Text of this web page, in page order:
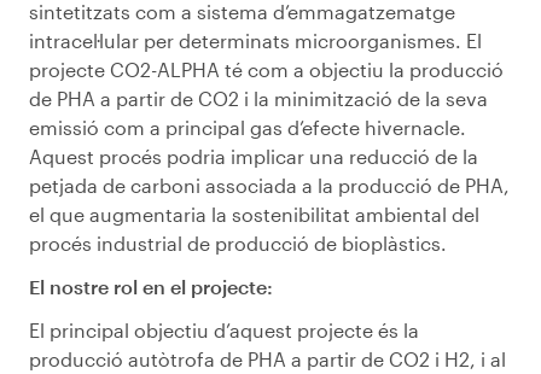
sintetitzats com a sistema d’emmagatzematge
intracel·lular per determinats microorganismes. El
projecte CO2-ALPHA té com a objectiu la producció
de PHA a partir de CO2 i la minimització de la seva
emissió com a principal gas d’efecte hivernacle.
Aquest procés podria implicar una reducció de la
petjada de carboni associada a la producció de PHA,
el que augmentaria la sostenibilitat ambiental del
procés industrial de producció de bioplàstics.
El nostre rol en el projecte:
El principal objectiu d’aquest projecte és la
producció autòtrofa de PHA a partir de CO2 i H2, i al